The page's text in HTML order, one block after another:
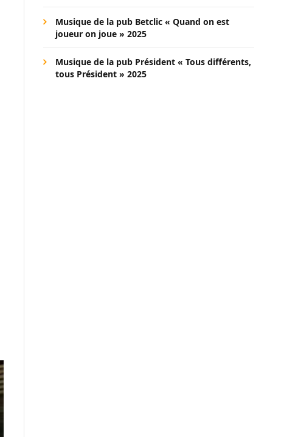
Musique de la pub Betclic « Quand on est
joueur on joue » 2025
Musique de la pub Président « Tous différents,
tous Président » 2025